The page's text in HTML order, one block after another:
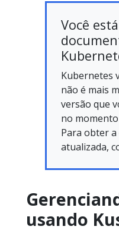
Você
Kubernetes
não é mais
versão que
no
Para obter
atualizada,
usando